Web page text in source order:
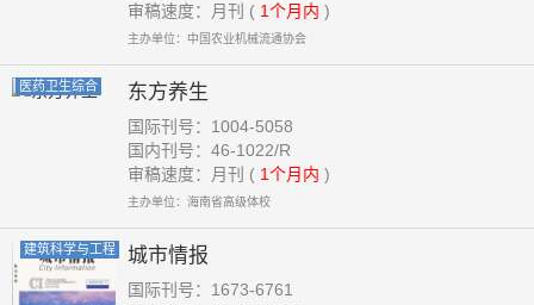
审稿速度：月刊 ( 1个月内 )
主办单位：中国农业机械流通协会
医药卫生综合 东方养生
国际刊号：1004-5058
国内刊号：46-1022/R
审稿速度：月刊 ( 1个月内 )
主办单位：海南省高级体校
建筑科学与工程 城市情报
国际刊号：1673-6761